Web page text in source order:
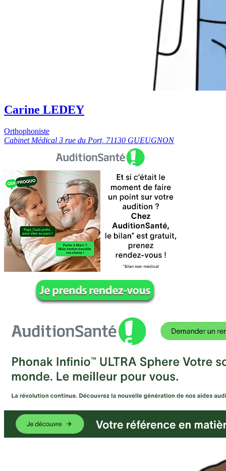
Carine LEDEY
Orthophoniste
Cabinet Médical 3 rue du Port, 71130 GUEUGNON